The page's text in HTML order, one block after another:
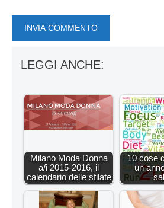
LEGGI ANCHE:
Milano Moda Donna
a/i 2015-2016, il
calendario delle sfilate
10 cose
un